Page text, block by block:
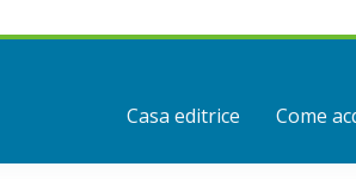
Casa editrice Come